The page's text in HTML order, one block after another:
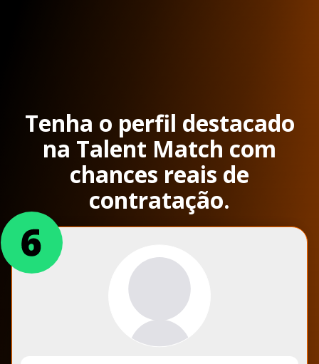
Tenha o perfil destacado
na Talent Match com
chances reais de
contratação.